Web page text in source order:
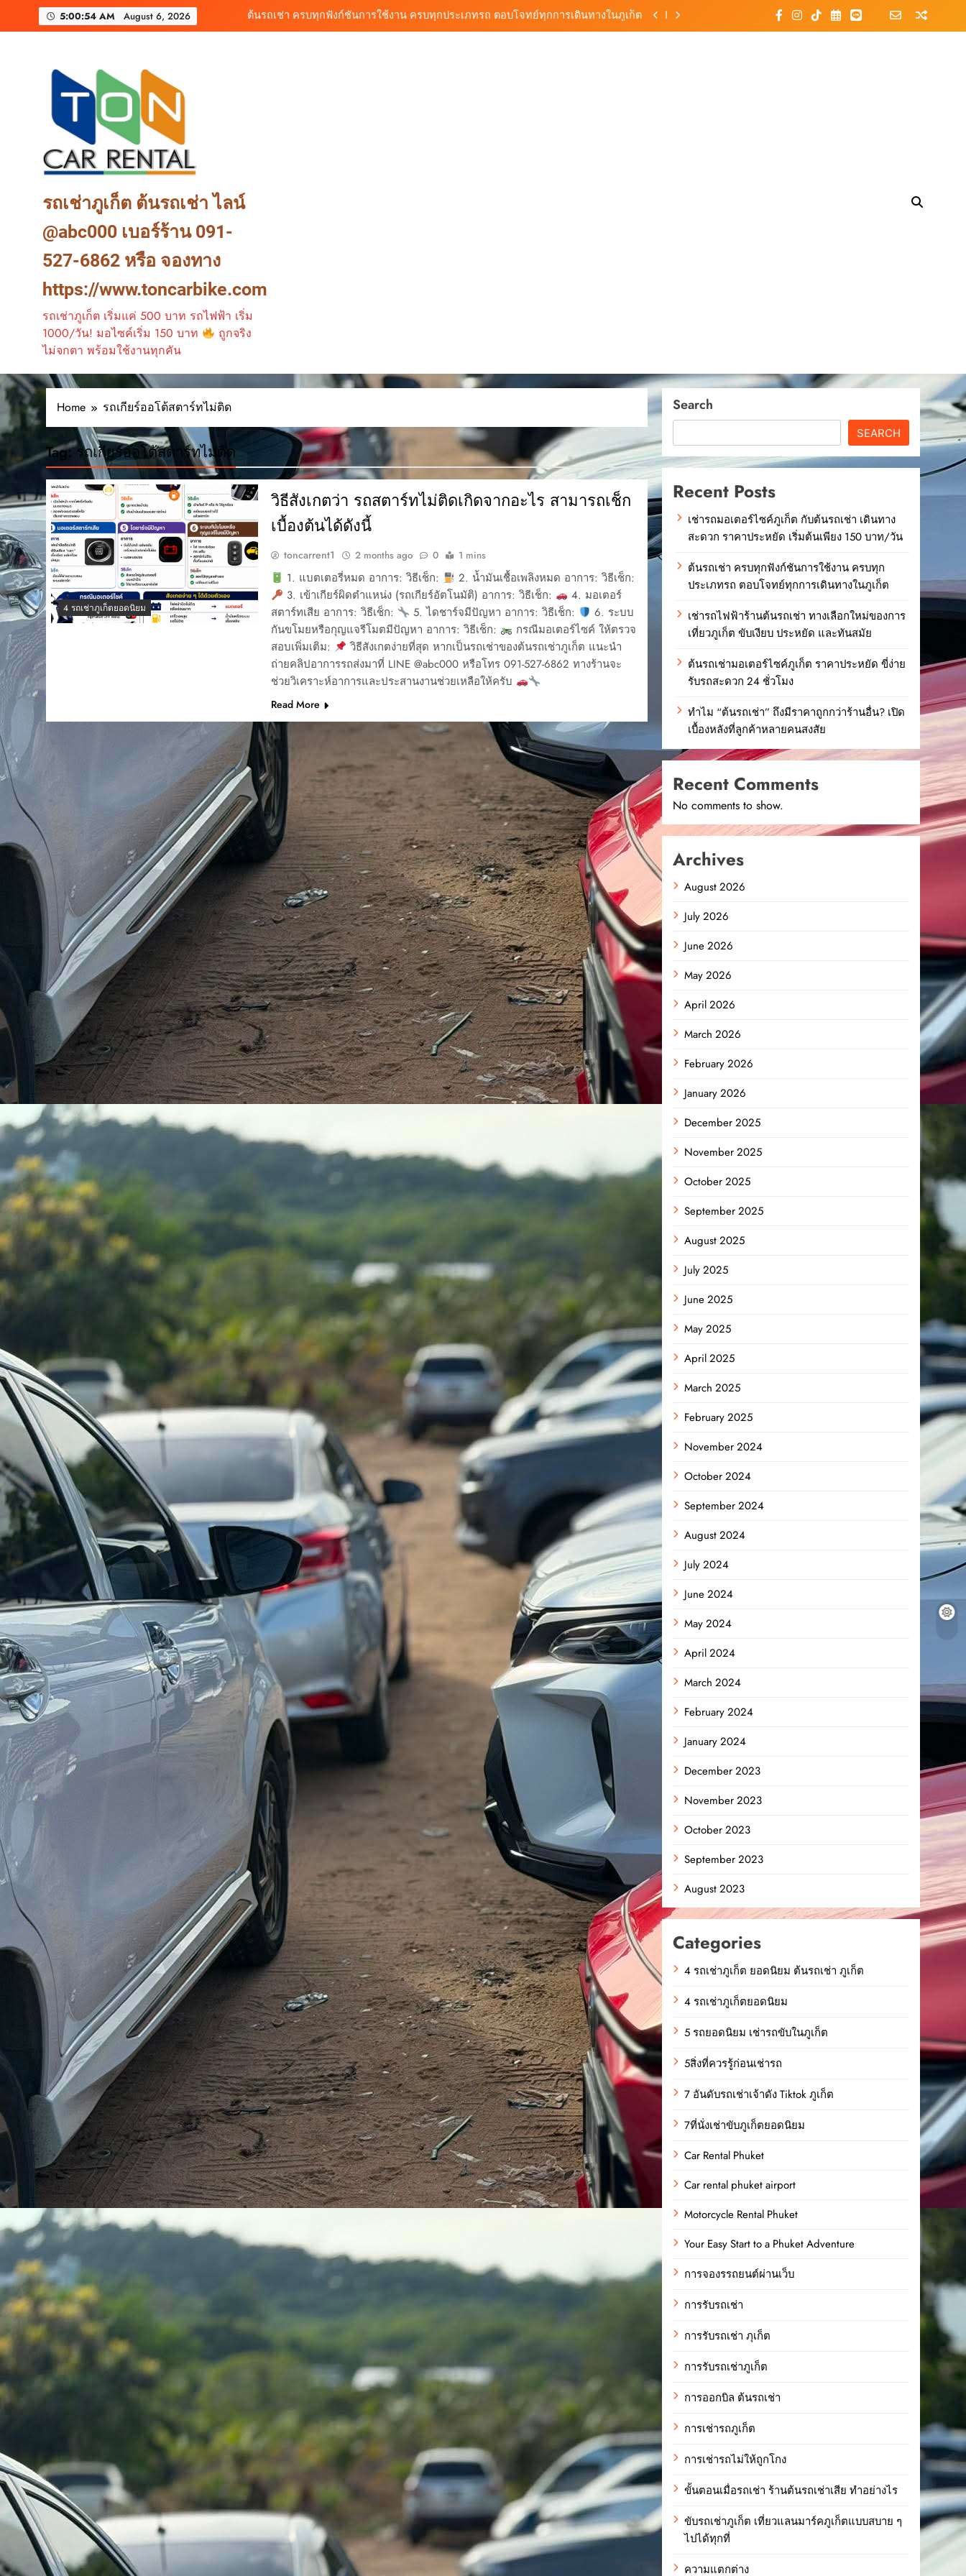
5:00:56 AM August 6, 2026
เช่ารถไฟฟ้าร้านต้นรถเช่า ทางเลือกใหม่ของการเที่ยวภูเก็ต ขับเงียบ ประหยัด และทันสมัย
รถเช่าภูเก็ต ต้นรถเช่า ไลน์
@abc000 เบอร์ร้าน 091-
527-6862 หรือ จองทาง
https://www.toncarbike.com
รถเช่าภูเก็ต เริ่มแค่ 500 บาท รถไฟฟ้า เริ่ม
1000/วัน! มอไซค์เริ่ม 150 บาท
ถูกจริง
ไม่จกตา พร้อมใช้งานทุกคัน
Home รถเกียร์ออโต้สตาร์ทไม่ติด
Tag:รถเกียร์ออโต้สตาร์ทไม่ติด
4 รถเช่าภูเก็ตยอดนิยม
วิธีสังเกตว่า รถสตาร์ทไม่ติดเกิดจากอะไร สามารถเช็ก
เบื้องต้นได้ดังนี้
toncarrent1 2 months ago 0 1 mins
1. แบตเตอรี่หมด อาการ: วิธีเช็ก:
2. น้ำมันเชื้อเพลิงหมด อาการ: วิธีเช็ก:
3. เข้าเกียร์ผิดตำแหน่ง (รถเกียร์อัตโนมัติ) อาการ: วิธีเช็ก:
4. มอเตอร์
สตาร์ทเสีย อาการ: วิธีเช็ก:
5. ไดชาร์จมีปัญหา อาการ: วิธีเช็ก:
6. ระบบ
กันขโมยหรือกุญแจรีโมตมีปัญหา อาการ: วิธีเช็ก:
กรณีมอเตอร์ไซค์ ให้ตรวจ
สอบเพิ่มเติม:
วิธีสังเกตง่ายที่สุด หากเป็นรถเช่าของต้นรถเช่าภูเก็ต แนะนำ
ถ่ายคลิปอาการรถส่งมาที่ LINE @abc000 หรือโทร 091-527-6862 ทางร้านจะ
ช่วยวิเคราะห์อาการและประสานงานช่วยเหลือให้ครับ
Read More
Search
SEARCH
Recent Posts
เช่ารถมอเตอร์ไซค์ภูเก็ต กับต้นรถเช่า เดินทาง
สะดวก ราคาประหยัด เริ่มต้นเพียง 150 บาท/วัน
ต้นรถเช่า ครบทุกฟังก์ชันการใช้งาน ครบทุก
ประเภทรถ ตอบโจทย์ทุกการเดินทางในภูเก็ต
เช่ารถไฟฟ้าร้านต้นรถเช่า ทางเลือกใหม่ของการ
เที่ยวภูเก็ต ขับเงียบ ประหยัด และทันสมัย
ต้นรถเช่ามอเตอร์ไซค์ภูเก็ต ราคาประหยัด ขี่ง่าย
รับรถสะดวก 24 ชั่วโมง
ทำไม “ต้นรถเช่า” ถึงมีราคาถูกกว่าร้านอื่น? เปิด
เบื้องหลังที่ลูกค้าหลายคนสงสัย
Recent Comments
No comments to show.
Archives
August 2026
July 2026
June 2026
May 2026
April 2026
March 2026
February 2026
January 2026
December 2025
November 2025
October 2025
September 2025
August 2025
July 2025
June 2025
May 2025
April 2025
March 2025
February 2025
November 2024
October 2024
September 2024
August 2024
July 2024
June 2024
May 2024
April 2024
March 2024
February 2024
January 2024
December 2023
November 2023
October 2023
September 2023
August 2023
Categories
4 รถเช่าภูเก็ต ยอดนิยม ต้นรถเช่า ภูเก็ต
4 รถเช่าภูเก็ตยอดนิยม
5 รถยอดนิยม เช่ารถขับในภูเก็ต
5สิ่งที่ควรรู้ก่อนเช่ารถ
7 อันดับรถเช่าเจ้าดัง Tiktok ภูเก็ต
7ที่นั่งเช่าขับภูเก็ตยอดนิยม
Car Rental Phuket
Car rental phuket airport
Motorcycle Rental Phuket
Your Easy Start to a Phuket Adventure
การจองรรถยนต์ผ่านเว็บ
การรับรถเช่า
การรับรถเช่า ภุเก็ต
การรับรถเช่าภูเก็ต
การออกบิล ต้นรถเช่า
การเช่ารถภูเก็ต
การเช่ารถไม่ให้ถูกโกง
ขั้นตอนเมื่อรถเช่า ร้านต้นรถเช่าเสีย ทำอย่างไร
ขับรถเช่าภูเก็ต เที่ยวแลนมาร์คภูเก็ตแบบสบาย ๆ
ไปได้ทุกที่
ความแตกต่าง